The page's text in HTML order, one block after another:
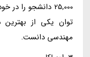
25,000 دانشجو
توان یکی از
مهندسی دانست.